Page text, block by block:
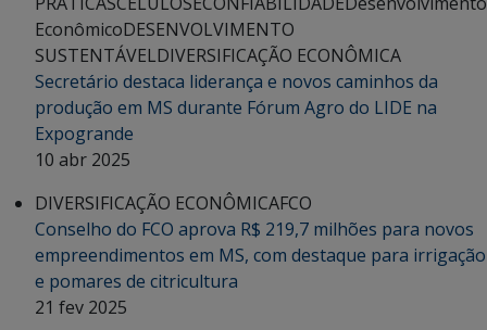
EconômicoDESENVOLVIMENTO
SUSTENTÁVELDIVERSIFICAÇÃO ECONÔMICA
Secretário destaca liderança e novos caminhos da
produção em MS durante Fórum Agro do LIDE na
Expogrande
10 abr 2025
DIVERSIFICAÇÃO ECONÔMICAFCO
Conselho do FCO aprova R$ 219,7 milhões para novos
empreendimentos em MS, com destaque para irrigação
e pomares de citricultura
21 fev 2025